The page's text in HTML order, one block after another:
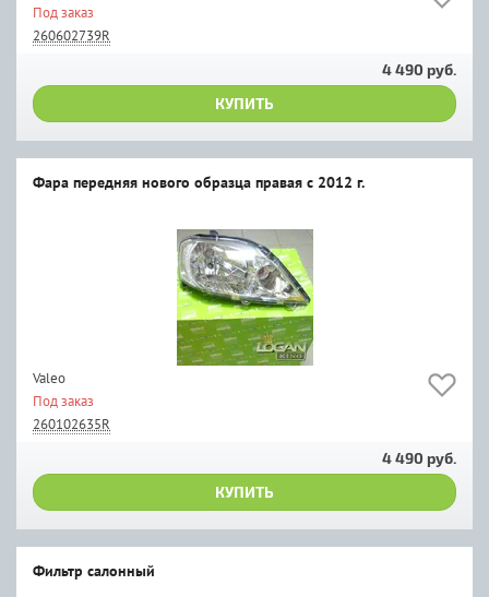
Под заказ
260602739R
4 490 руб.
КУПИТЬ
Фара передняя нового образца правая с 2012 г.
Valeo
Под заказ
260102635R
4 490 руб.
КУПИТЬ
Фильтр салонный